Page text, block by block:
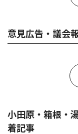
意見広告・議会
小田原・箱根・
着記事